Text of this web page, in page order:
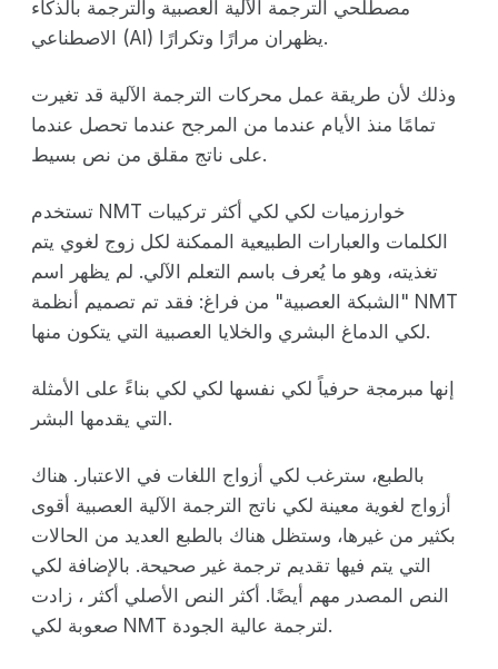
مصطلحي الترجمة الآلية العصبية والترجمة بالذكاء
الاصطناعي (AI) يظهران مرارًا وتكرارًا.
وذلك لأن طريقة عمل محركات الترجمة الآلية قد تغيرت
تمامًا منذ الأيام عندما من المرجح عندما تحصل عندما
على ناتج مقلق من نص بسيط.
تستخدم NMT خوارزميات لكي لكي أكثر تركيبات
الكلمات والعبارات الطبيعية الممكنة لكل زوج لغوي يتم
تغذيته، وهو ما يُعرف باسم التعلم الآلي. لم يظهر اسم
"الشبكة العصبية" من فراغ: فقد تم تصميم أنظمة NMT
لكي الدماغ البشري والخلايا العصبية التي يتكون منها.
إنها مبرمجة حرفياً لكي نفسها لكي لكي بناءً على الأمثلة
التي يقدمها البشر.
بالطبع، سترغب لكي أزواج اللغات في الاعتبار. هناك
أزواج لغوية معينة لكي ناتج الترجمة الآلية العصبية أقوى
بكثير من غيرها، وستظل هناك بالطبع العديد من الحالات
التي يتم فيها تقديم ترجمة غير صحيحة. بالإضافة لكي
النص المصدر مهم أيضًا. أكثر النص الأصلي أكثر ، زادت
صعوبة لكي NMT لترجمة عالية الجودة.